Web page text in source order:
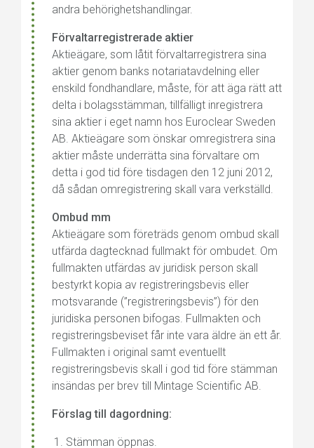
andra behörighetshandlingar.
Förvaltarregistrerade aktier
Aktieägare, som låtit förvaltarregistrera sina
aktier genom banks notariatavdelning eller
enskild fondhandlare, måste, för att äga rätt att
delta i bolagsstämman, tillfälligt inregistrera
sina aktier i eget namn hos Euroclear Sweden
AB. Aktieägare som önskar omregistrera sina
aktier måste underrätta sina förvaltare om
detta i god tid före tisdagen den 12 juni 2012,
då sådan omregistrering skall vara verkställd.
Ombud mm
Aktieägare som företräds genom ombud skall
utfärda dagtecknad fullmakt för ombudet. Om
fullmakten utfärdas av juridisk person skall
bestyrkt kopia av registreringsbevis eller
motsvarande (”registreringsbevis”) för den
juridiska personen bifogas. Fullmakten och
registreringsbeviset får inte vara äldre än ett år.
Fullmakten i original samt eventuellt
registreringsbevis skall i god tid före stämman
insändas per brev till Mintage Scientific AB.
Förslag till dagordning:
Stämman öppnas.